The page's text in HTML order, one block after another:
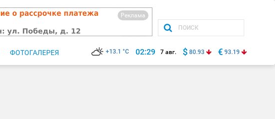
Реклама
ФОТОГАЛЕРЕЯ +13.1 °C 02:29 7 авг. $ 80.93 € 93.19